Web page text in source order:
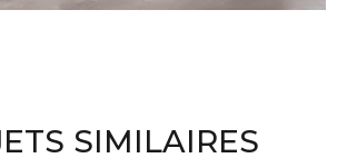
SIMILAIRES